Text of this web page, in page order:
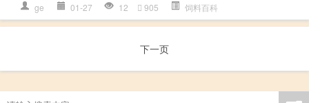
ge 01-27 12 905 饲料百科
下一页